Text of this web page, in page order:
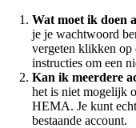
Wat moet ik doen
je je wachtwoord
vergeten klikken
instructies om een
Kan ik meerdere
het is niet mogelijk
HEMA. Je kunt
bestaande account.